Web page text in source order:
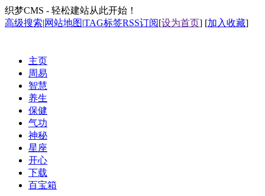
织梦CMS - 轻松建站从此开始！
高级搜索|网站地图|TAG标签RSS订阅[设为首页] [加入收藏]
主页
周易
智慧
养生
保健
气功
神秘
星座
开心
下载
百宝箱